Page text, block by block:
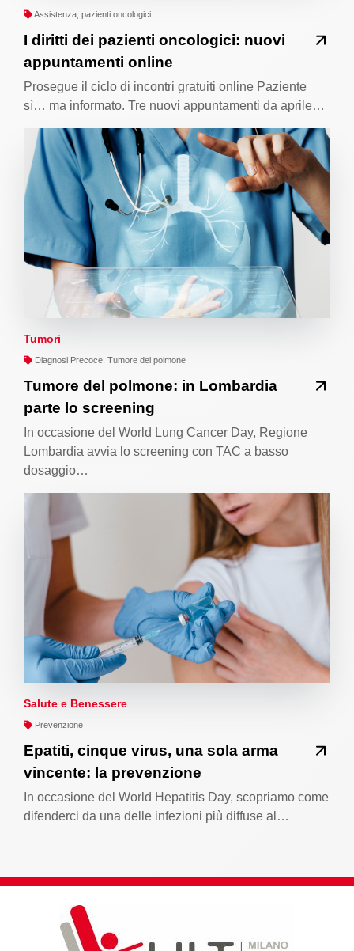
Assistenza, pazienti oncologici
I diritti dei pazienti oncologici: nuovi
appuntamenti online
Prosegue il ciclo di incontri gratuiti online Paziente
sì… ma informato. Tre nuovi appuntamenti da aprile…
Tumori
Diagnosi Precoce, Tumore del polmone
Tumore del polmone: in Lombardia
parte lo screening
In occasione del World Lung Cancer Day, Regione
Lombardia avvia lo screening con TAC a basso
dosaggio…
Salute e Benessere
Prevenzione
Epatiti, cinque virus, una sola arma
vincente: la prevenzione
In occasione del World Hepatitis Day, scopriamo come
difenderci da una delle infezioni più diffuse al…